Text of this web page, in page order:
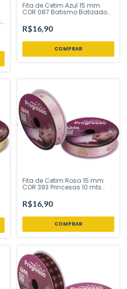
Fita de Cetim Azul 15 mm
COR 087 Batismo Batizado
Inspire sua Festa Loja
R$16,90
Fita de Cetim Rosa 15 mm
COR 393 Princesas 10 mts
Festa Loja
R$16,90